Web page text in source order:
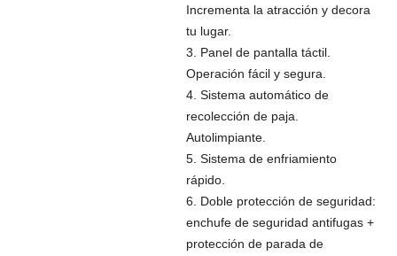
Incrementa la atracción y decora
tu lugar.
3. Panel de pantalla táctil.
Operación fácil y segura.
4. Sistema automático de
recolección de paja.
Autolimpiante.
5. Sistema de enfriamiento
rápido.
6. Doble protección de seguridad:
enchufe de seguridad antifugas +
protección de parada de